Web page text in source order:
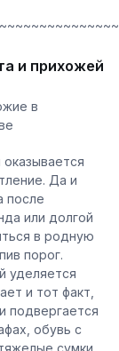
и прихожей
Да и
после
или долгой
в родную
порог.
уделяется
и тот факт,
подвергается
обувь с